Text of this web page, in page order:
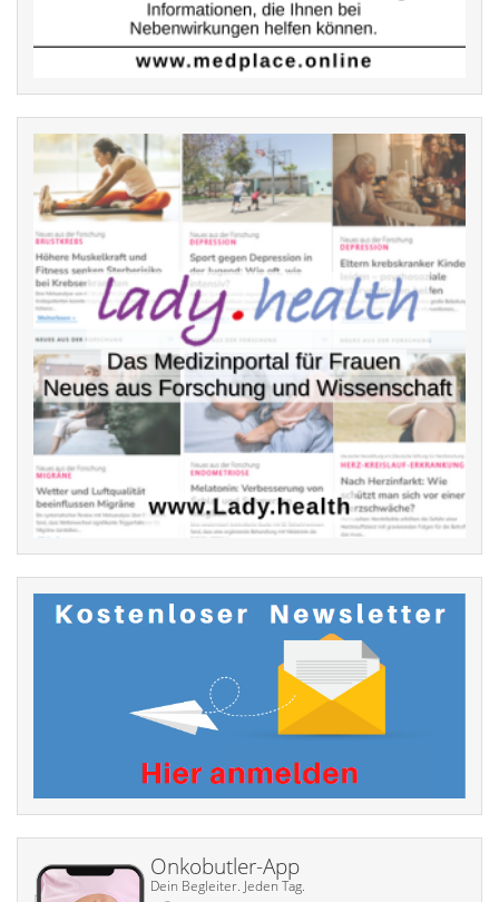
Onkobutler-App
Dein Begleiter. Jeden Tag.